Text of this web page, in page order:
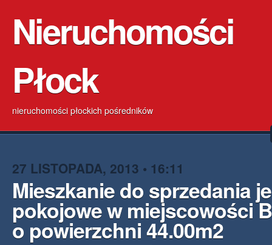
Nieruchomości
Płock
nieruchomości płockich pośredników
27 LISTOPADA, 2013 • 16:11
Mieszkanie do sprzedania
pokojowe w miejscowości
o powierzchni 44.00m2